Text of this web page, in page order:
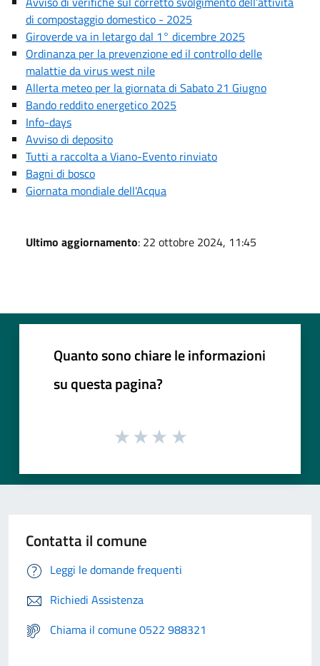
di compostaggio domestico - 2025
Giroverde va in letargo dal 1° dicembre 2025
Ordinanza per la prevenzione ed il controllo delle
malattie da virus west nile
Allerta meteo per la giornata di Sabato 21 Giugno
Bando reddito energetico 2025
Info-days
Avviso di deposito
Tutti a raccolta a Viano-Evento rinviato
Bagni di bosco
Giornata mondiale dell'Acqua
Ultimo aggiornamento: 22 ottobre 2024, 11:45
Quanto sono chiare le informazioni
su questa pagina?
Contatta il comune
Leggi le domande frequenti
Richiedi Assistenza
Chiama il comune 0522 988321